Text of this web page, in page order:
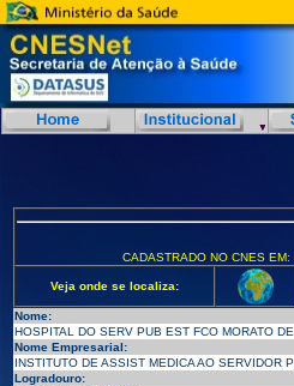
CADASTRADO NO CNES
Veja onde se localiza:
Nome:
HOSPITAL DO SERV PUB EST FCO MORATO
Nome Empresarial:
INSTITUTO DE ASSIST MEDICA AO SERVIDOR
Logradouro: